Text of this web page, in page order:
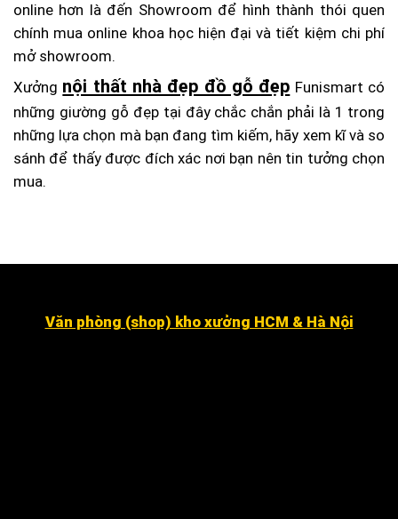
online hơn là đến Showroom để hình thành thói quen
chính mua online khoa học hiện đại và tiết kiệm chi phí
mở showroom.
Xưởng nội thất nhà đẹp đồ gỗ đẹp Funismart có
những giường gỗ đẹp tại đây chắc chắn phải là 1 trong
những lựa chọn mà bạn đang tìm kiếm, hãy xem kĩ và so
sánh để thấy được đích xác nơi bạn nên tin tưởng chọn
mua.
Văn phòng (shop) kho xưởng HCM & Hà Nội